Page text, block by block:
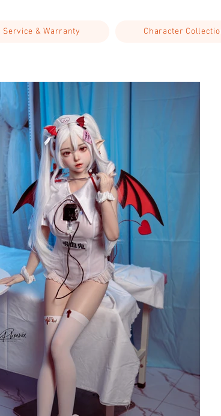
Service & Warranty Character